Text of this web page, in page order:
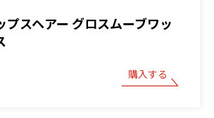
プスヘアー グロスムーブワッ
購入する